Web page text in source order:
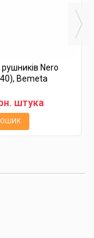
Nero
Bemeta
штука